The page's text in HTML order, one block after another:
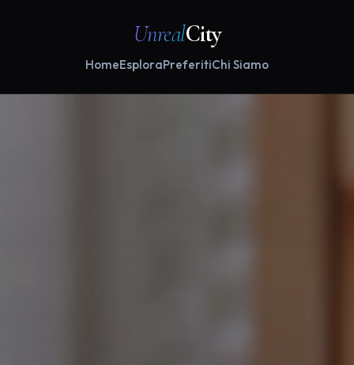
UnrealCity
HomeEsploraPreferitiChi Siamo